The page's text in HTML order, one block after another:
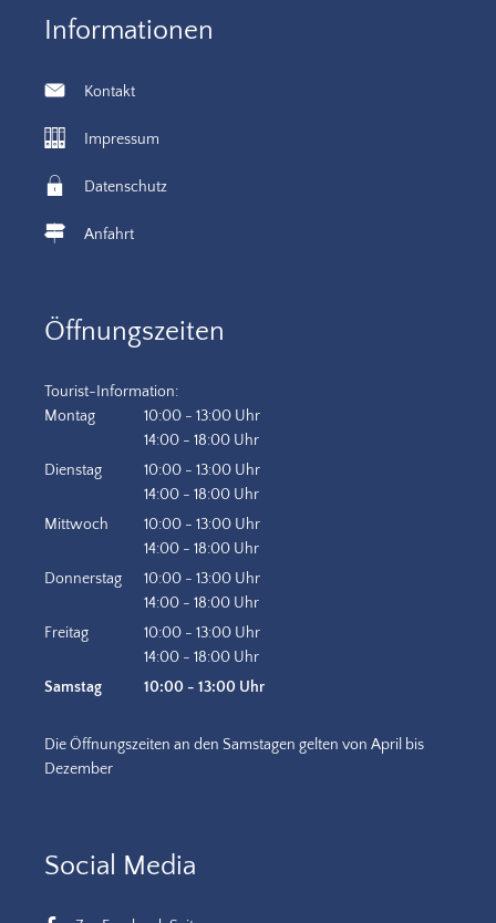
Informationen
Kontakt
Impressum
Datenschutz
Anfahrt
Öffnungszeiten
Tourist-Information:
Montag
10:00 - 13:00 Uhr
Von 10:00 bis 13:00 Uhr
14:00 - 18:00 Uhr
Von 14:00 bis 18:00 Uhr
Dienstag 10:00 - 13:00 Uhr
Von 10:00 bis 13:00 Uhr
14:00 - 18:00 Uhr
Von 14:00 bis 18:00 Uhr
Mittwoch 10:00 - 13:00 Uhr
Von 10:00 bis 13:00 Uhr
14:00 - 18:00 Uhr
Von 14:00 bis 18:00 Uhr
Donnerstag 10:00 - 13:00 Uhr
Von 10:00 bis 13:00 Uhr
14:00 - 18:00 Uhr
Von 14:00 bis 18:00 Uhr
Freitag 10:00 - 13:00 Uhr
Von 10:00 bis 13:00 Uhr
14:00 - 18:00 Uhr
Von 14:00 bis 18:00 Uhr
Samstag 10:00 - 13:00 Uhr
Die Öffnungszeiten an den Samstagen gelten von April bis
Dezember
Social Media